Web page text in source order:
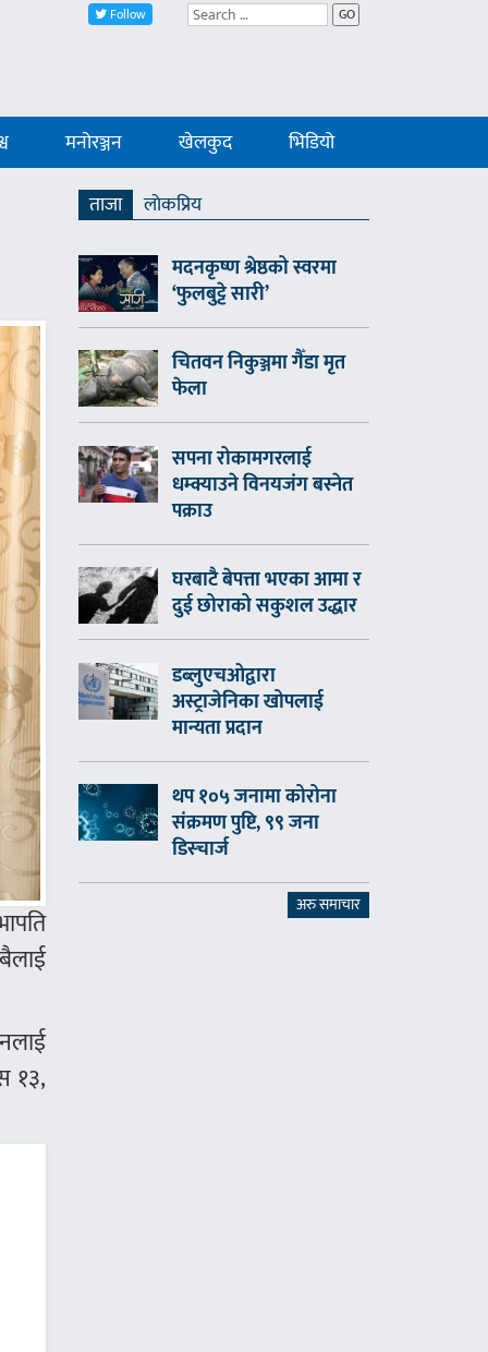
Follow GO
मनोरञ्जन खेलकुद भिडियो
१३,
ताजा
लाेकप्रिय
मदनकृष्ण श्रेष्ठको स्वरमा
‘फुलबुट्टे सारी’
चितवन निकुञ्जमा गैँडा मृत
फेला
सपना रोकामगरलाई
धम्क्याउने विनयजंग बस्नेत
पक्राउ
घरबाटै बेपत्ता भएका आमा र
दुई छोराको सकुशल उद्धार
डब्लुएचओद्वारा
अस्ट्राजेनिका खोपलाई
मान्यता प्रदान
थप १०५ जनामा कोरोना
संक्रमण पुष्टि, ९९ जना
डिस्चार्ज
अरु समाचार